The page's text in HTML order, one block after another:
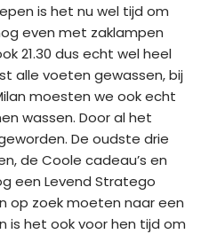
is het nu wel tijd om
even met zaklampen
21.30 dus echt wel heel
alle voeten gewassen, bij
moesten we ook echt
wassen. Door al het
De oudste drie
de Coole cadeau’s en
een Levend Stratego
op zoek moeten naar een
is het ook voor hen tijd om